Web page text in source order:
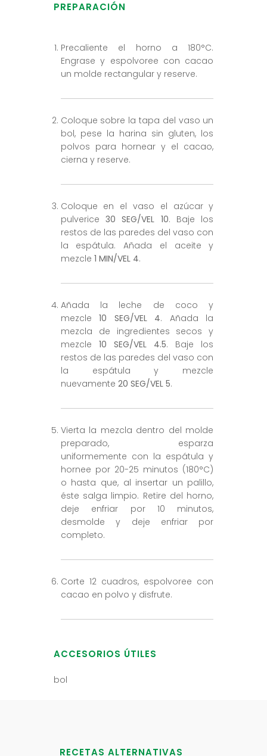
PREPARACIÓN
Precaliente el horno a 180°C.
Engrase y espolvoree con cacao
un molde rectangular y reserve.
Coloque sobre la tapa del vaso un
bol, pese la harina sin gluten, los
polvos para hornear y el cacao,
cierna y reserve.
Coloque en el vaso el azúcar y
pulverice 30 SEG/VEL 10. Baje los
restos de las paredes del vaso con
la espátula. Añada el aceite y
mezcle 1 MIN/VEL 4.
Añada la leche de coco y
mezcle10 SEG/VEL 4. Añada la
mezcla de ingredientes secos y
mezcle 10 SEG/VEL 4.5. Baje los
restos de las paredes del vaso con
la espátula y mezcle
nuevamente 20 SEG/VEL 5.
Vierta la mezcla dentro del molde
preparado, esparza
uniformemente con la espátula y
hornee por 20-25 minutos (180°C)
o hasta que, al insertar un palillo,
éste salga limpio. Retire del horno,
deje enfriar por 10 minutos,
desmolde y deje enfriar por
completo.
Corte 12 cuadros, espolvoree con
cacao en polvo y disfrute.
ACCESORIOS ÚTILES
bol
RECETAS ALTERNATIVAS